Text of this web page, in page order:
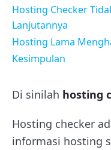
Hosting Checker
Lanjutannya
Hosting Lama
Kesimpulan
Di sinilah hosting
Hosting checker
informasi hosting